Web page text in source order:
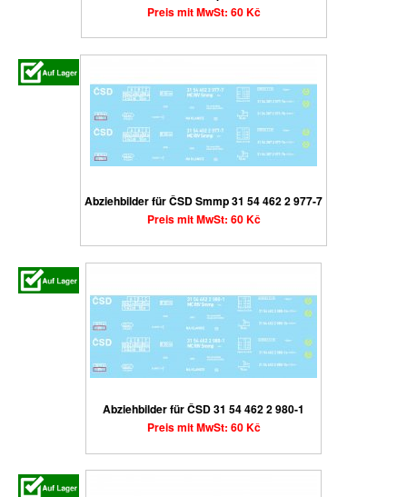
Preis mit MwSt: 60 Kč
Abziehbilder für ČSD Smmp 31 54 462 2 977-7
Preis mit MwSt: 60 Kč
Abziehbilder für ČSD 31 54 462 2 980-1
Preis mit MwSt: 60 Kč